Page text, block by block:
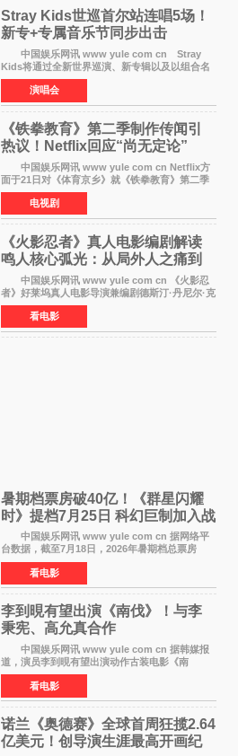
Stray Kids世巡首尔站连唱5场！
新专+专属音乐节同步出击
中国娱乐网讯 www yule com cn Stray
Kids将通过全新世界巡演、新专辑以及以组合名
义打造的专属音乐节等一系列全球活动，开启事
业发展的全新篇章。 Stray Kids将于7月25日
至26日、29日
演唱会
《铁拳教育》第二季制作传闻引
热议！Netflix回应“尚无定论”
中国娱乐网讯 www yule com cn Netflix方
面于21日对《体育京乡》就《铁拳教育》第二季
制作传闻划清界限，表示尚无定论。然而，业界
却有传闻称已就《铁拳教育》第二季的制作展开
了讨论——《
电视剧
《火影忍者》真人电影编剧解读
鸣人核心弧光：从局外人之痛到
自我觉醒
中国娱乐网讯 www yule com cn 《火影忍
者》好莱坞真人电影导演兼编剧德斯汀·丹尼尔·克
雷顿近日在采访中分享了对主角鸣人成长弧光的
理解，透露电影将深入探索鸣人作为局外人的情
感历程。
看电影
暑期档票房破40亿！《群星闪耀
时》提档7月25日 科幻巨制加入战
中国娱乐网讯 www yule com cn 据网络平
台数据，截至7月18日，2026年暑期档总票房
（含预售）已正式突破40亿元大关，年度总票房
也随之逼近197亿元。超百部中外佳片同台竞技，
点燃了盛夏的电
看电影
李到晛有望出演《南伐》！与李
秉宪、高允真合作
中国娱乐网讯 www yule com cn 据韩媒报
道，演员李到晛有望出演动作古装电影《南
伐》，与李秉宪、高允真合作，引发关注。
该片为动作古装片，讲述朝鲜初期，为了解救被
倭寇绑走的俘虏，9
看电影
诺兰《奥德赛》全球首周狂揽2.64
亿美元！创导演生涯最高开画纪